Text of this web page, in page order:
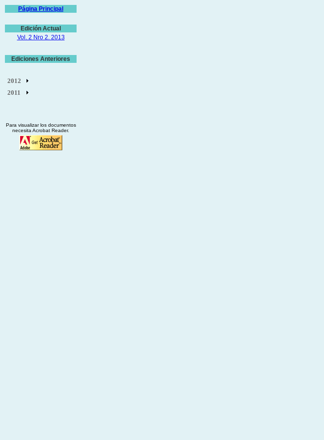
Página Principal
Edición Actual
Vol. 2 Nro 2. 2013
Ediciones Anteriores
2012
2011
Para visualizar los documentos
necesita Acrobat Reader.